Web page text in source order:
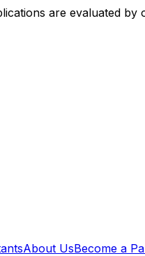
are evaluated by
About UsBecome a